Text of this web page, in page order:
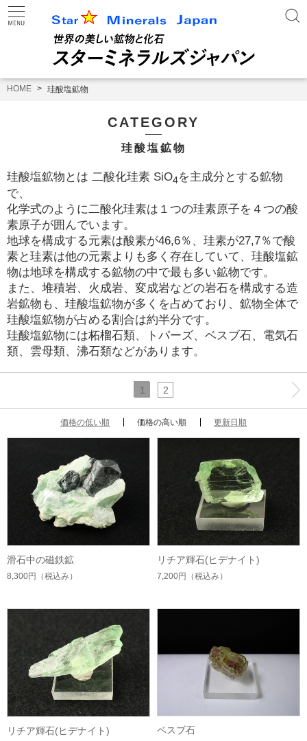
HOME 珪酸塩鉱物
CATEGORY
珪酸塩鉱物
珪酸塩鉱物とは 二酸化珪素 SiO4を主成分とする鉱物
で、
化学式のように二酸化珪素は１つの珪素原子を４つの酸
素原子が囲んでいます。
地球を構成する元素は酸素が46,6％、珪素が27,7％で酸
素と珪素は他の元素よりも多く存在していて、珪酸塩鉱
物は地球を構成する鉱物の中で最も多い鉱物です。
また、堆積岩、火成岩、変成岩などの岩石を構成する造
岩鉱物も、珪酸塩鉱物が多くを占めており、鉱物全体で
珪酸塩鉱物が占める割合は約半分です。
珪酸塩鉱物には柘榴石類、トパーズ、ベスブ石、電気石
類、雲母類、沸石類などがあります。
1 2
価格の低い順 価格の高い順 更新日順
滑石中の磁鉄鉱
8,300円 （税込み）
リチア輝石(ヒデナイト)
7,200円 （税込み）
リチア輝石(ヒデナイト) ベスブ石